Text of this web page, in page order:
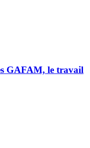
GAFAM, le travail